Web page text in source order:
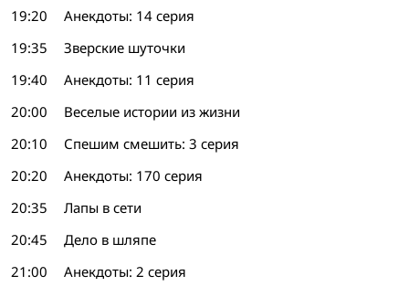
19:20
Анекдоты: 14 серия
19:35
Зверские шуточки
19:40
Анекдоты: 11 серия
20:00
Веселые истории из жизни
20:10
Спешим смешить: 3 серия
20:20
Анекдоты: 170 серия
20:35
Лапы в сети
20:45
Дело в шляпе
21:00
Анекдоты: 2 серия